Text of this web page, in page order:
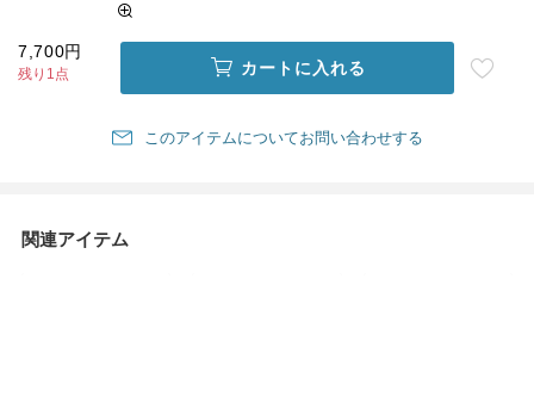
7,700円
残り1点 カートに入れる
このアイテムについてお問い合わせする
関連アイテム